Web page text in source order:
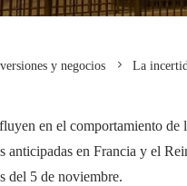
y negocios La
en el comportamiento de
en Francia y el
del 5 de noviembre.